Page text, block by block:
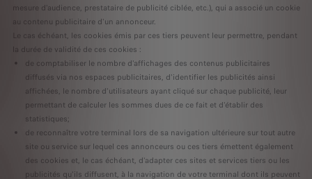
mesure d'audience, prestataire de publicité ciblée, etc.), qui a associé un cookie
au contenu publicitaire d'un annonceur.
Le cas échéant, les cookies émis par ces tiers peuvent leur permettre, pendant
la durée de validité de ces cookies :
de comptabiliser le nombre d'affichages des contenus publicitaires
diffusés via nos espaces publicitaires, d'identifier les publicités ainsi
affichées, le nombre d'utilisateurs ayant cliqué sur chaque publicité, leur
permettant de calculer les sommes dues de ce fait et d'établir des
statistiques;
de reconnaître votre terminal lors de sa navigation ultérieure sur tout autre
site ou service sur lequel ces annonceurs ou ces tiers émettent également
des cookies et, le cas échéant, d'adapter ces sites et services tiers ou les
publicités qu'ils diffusent, à la navigation de votre terminal dont ils peuvent